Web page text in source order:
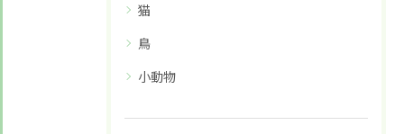
猫
鳥
小動物